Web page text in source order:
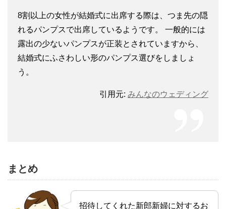
8割以上の女性が結婚式に出席する際は、つま先の隠
れるパンプスで出席しているようです。 一般的には
露出の少ないパンプスが正装とされていますから、
結婚式にふさわしい形のパンプス選びをしましょ
う。
引用元: みんなのウェディング
まとめ
招待してくれた新郎新婦に対するお